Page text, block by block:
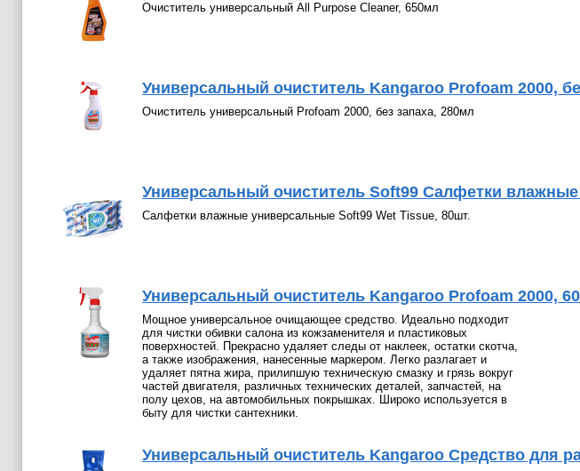
Очиститель универсальный All Purpose Cleaner, 650мл
Универсальный очиститель Kangaroo Profoam 2000,
Очиститель универсальный Profoam 2000, без запаха, 280мл
Универсальный очиститель Soft99 Салфетки
Салфетки влажные универсальные Soft99 Wet Tissue, 80шт.
Универсальный очиститель Kangaroo Profoam 2000,
Мощное универсальное очищающее средство. Идеально подходит
для чистки обивки салона из кожзаменителя и пластиковых
поверхностей. Прекрасно удаляет следы от наклеек, остатки скотча,
а также изображения, нанесенные маркером. Легко разлагает и
удаляет пятна жира, прилипшую техническую смазку и грязь вокруг
частей двигателя, различных технических деталей, запчастей, на
полу цехов, на автомобильных покрышках. Широко используется в
быту для чистки сантехники.
Универсальный очиститель Kangaroo Средство для